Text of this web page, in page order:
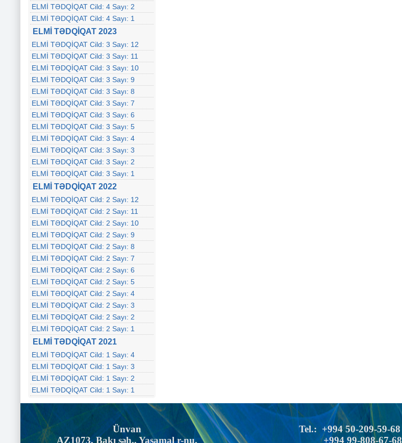
ELMİ TƏDQİQAT Cild: 4 Sayı: 2
ELMİ TƏDQİQAT Cild: 4 Sayı: 1
ELMİ TƏDQİQAT 2023
ELMİ TƏDQİQAT Cild: 3 Sayı: 12
ELMİ TƏDQİQAT Cild: 3 Sayı: 11
ELMİ TƏDQİQAT Cild: 3 Sayı: 10
ELMİ TƏDQİQAT Cild: 3 Sayı: 9
ELMİ TƏDQİQAT Cild: 3 Sayı: 8
ELMİ TƏDQİQAT Cild: 3 Sayı: 7
ELMİ TƏDQİQAT Cild: 3 Sayı: 6
ELMİ TƏDQİQAT Cild: 3 Sayı: 5
ELMİ TƏDQİQAT Cild: 3 Sayı: 4
ELMİ TƏDQİQAT Cild: 3 Sayı: 3
ELMİ TƏDQİQAT Cild: 3 Sayı: 2
ELMİ TƏDQİQAT Cild: 3 Sayı: 1
ELMİ TƏDQİQAT 2022
ELMİ TƏDQİQAT Cild: 2 Sayı: 12
ELMİ TƏDQİQAT Cild: 2 Sayı: 11
ELMİ TƏDQİQAT Cild: 2 Sayı: 10
ELMİ TƏDQİQAT Cild: 2 Sayı: 9
ELMİ TƏDQİQAT Cild: 2 Sayı: 8
ELMİ TƏDQİQAT Cild: 2 Sayı: 7
ELMİ TƏDQİQAT Cild: 2 Sayı: 6
ELMİ TƏDQİQAT Cild: 2 Sayı: 5
ELMİ TƏDQİQAT Cild: 2 Sayı: 4
ELMİ TƏDQİQAT Cild: 2 Sayı: 3
ELMİ TƏDQİQAT Cild: 2 Sayı: 2
ELMİ TƏDQİQAT Cild: 2 Sayı: 1
ELMİ TƏDQİQAT 2021
ELMİ TƏDQİQAT Cild: 1 Sayı: 4
ELMİ TƏDQİQAT Cild: 1 Sayı: 3
ELMİ TƏDQİQAT Cild: 1 Sayı: 2
ELMİ TƏDQİQAT Cild: 1 Sayı: 1
Ünvan
AZ1073, Bakı şəh., Yasamal r-nu,
Tel.: +994 50-209-59-68
+994 99-808-67-68